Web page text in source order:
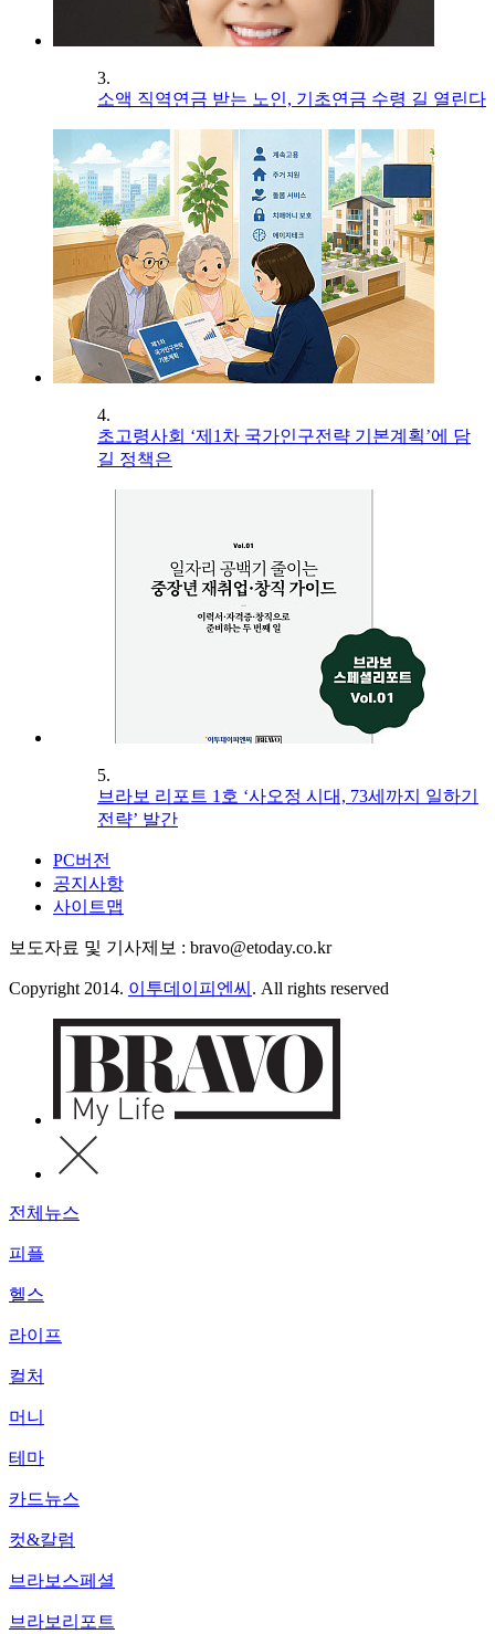
3.
소액 직역연금 받는 노인, 기초연금 수령 길 열린다
4.
초고령사회 ‘제1차 국가인구전략 기본계획’에 담
길 정책은
5.
브라보 리포트 1호 ‘사오정 시대, 73세까지 일하기
전략’ 발간
PC버전
공지사항
사이트맵
보도자료 및 기사제보 : bravo@etoday.co.kr
Copyright 2014. 이투데이피엔씨 . All rights reserved
전체뉴스
피플
헬스
라이프
컬처
머니
테마
카드뉴스
컷&칼럼
브라보스페셜
브라보리포트